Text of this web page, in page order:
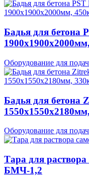
Бадья для бетона
Оборудование для
Бадья для бетона
Оборудование для
Тара для
БМЧ-1,2